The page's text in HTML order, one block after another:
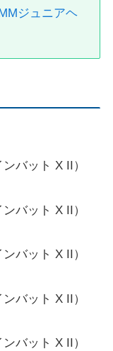
ジュニアヘ
バット X II）
バット X II）
バット X II）
バット X II）
バット X II）